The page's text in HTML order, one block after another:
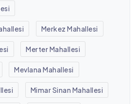
Merkez Mahallesi
Merter Mahallesi
Mevlana Mahallesi
Mimar Sinan Mahallesi